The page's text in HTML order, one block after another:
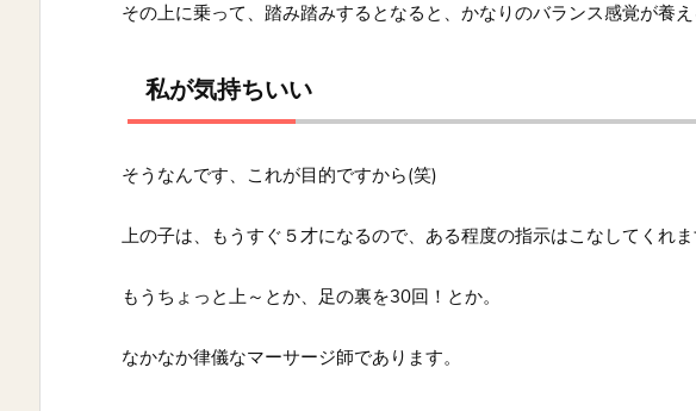
その上に乗って、踏み踏みするとなると、かなりのバランス感覚が養え
私が気持ちいい
そうなんです、これが目的ですから(笑)
上の子は、もうすぐ５才になるので、ある程度の指示はこなしてくれま
もうちょっと上～とか、足の裏を30回！とか。
なかなか律儀なマーサージ師であります。